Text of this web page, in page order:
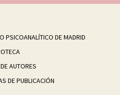
PSICOANALÍTICO DE MADRID
AUTORES
DE PUBLICACIÓN